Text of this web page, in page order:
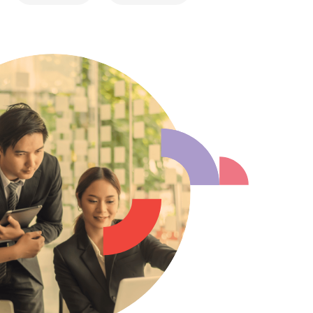
USA & Canada